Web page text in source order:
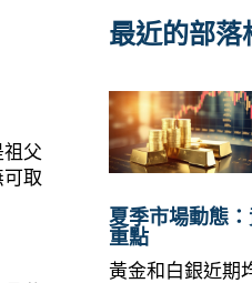
父
取
最近的部落
夏季市場動態
重點
黃金和白銀近期